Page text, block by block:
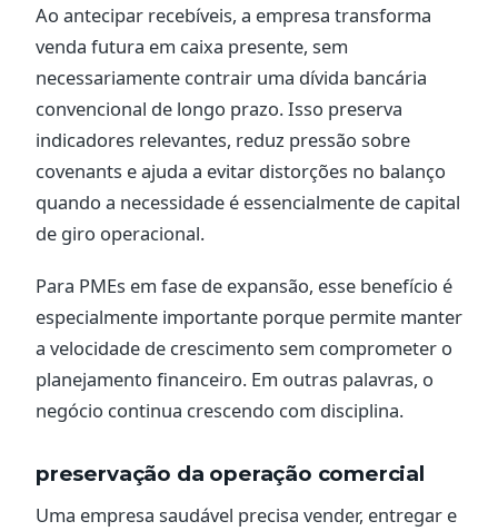
Ao antecipar recebíveis, a empresa transforma
venda futura em caixa presente, sem
necessariamente contrair uma dívida bancária
convencional de longo prazo. Isso preserva
indicadores relevantes, reduz pressão sobre
covenants e ajuda a evitar distorções no balanço
quando a necessidade é essencialmente de capital
de giro operacional.
Para PMEs em fase de expansão, esse benefício é
especialmente importante porque permite manter
a velocidade de crescimento sem comprometer o
planejamento financeiro. Em outras palavras, o
negócio continua crescendo com disciplina.
preservação da operação comercial
Uma empresa saudável precisa vender, entregar e